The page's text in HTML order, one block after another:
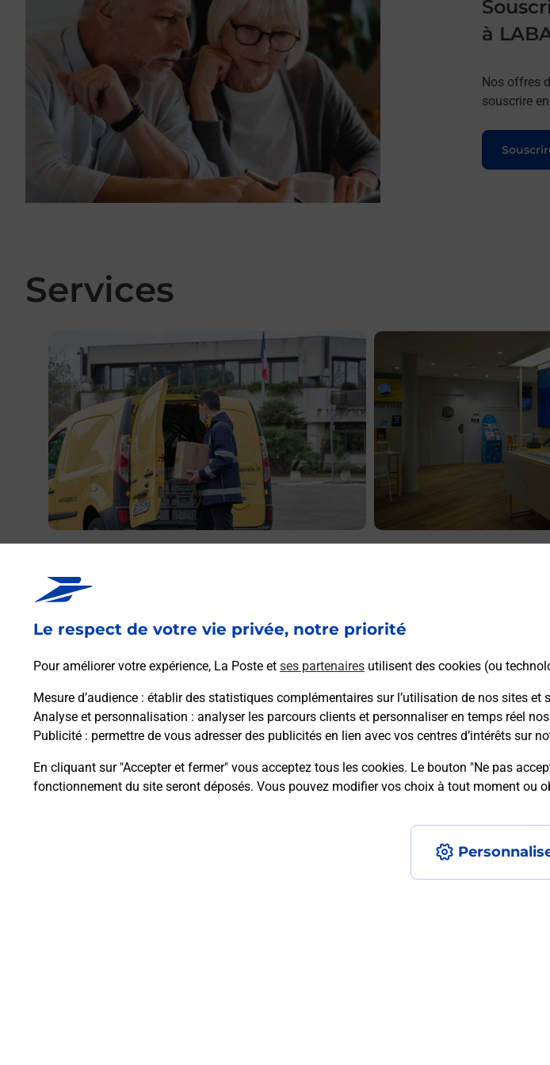
Le respect de votre vie privée, notre priorité
Pour améliorer votre expérience, La Poste et ses partenaires utilisent des cookies (ou
Mesure d’audience : établir des statistiques complémentaires sur l’utilisation de nos sites et
Analyse et personnalisation : analyser les parcours clients et personnaliser en temps réel
Publicité : permettre de vous adresser des publicités en lien avec vos centres d’intérêts sur
En cliquant sur "Accepter et fermer" vous acceptez tous les cookies. Le bouton "Ne pas
fonctionnement du site seront déposés. Vous pouvez modifier vos choix à tout moment ou
à
Nos offres
souscrire
Le lien
Services
Vous souhaitez envoyer un colis depuis : LABASTIDE
SAINT PIERRE (82370) ? Découvrez toutes les solutions
proposées par La Poste.
En savoir plus
En savoir plus
dans vos bureaux de Poste à
(82370) !
Questions fréquemment
La téléassistance classique avec médaillon d’alarme